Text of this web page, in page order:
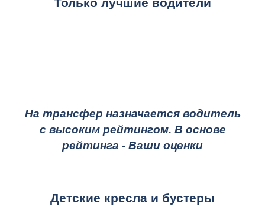
Только лучшие водители
На трансфер назначается водитель
с высоким рейтингом. В основе
рейтинга - Ваши оценки
Детские кресла и бустеры